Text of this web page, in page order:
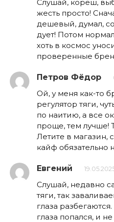
Слушай, кореш,
жесть просто!
дешевый, думал,
дует! Потом
хоть в космос
проверенные
Петров Фёдор
Ой, у меня как-то
регулятор тяги,
по наитию, а все
проще, тем лучше!
Летите в магазин,
кайф обязательно
Евгений
Слушай, недавно
тяги, так
глаза
глаза попался, и